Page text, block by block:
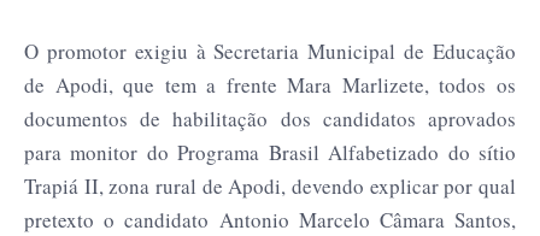
O promotor exigiu à Secretaria Municipal de Educação
de Apodi, que tem a frente Mara Marlizete, todos os
documentos de habilitação dos candidatos aprovados
para monitor do Programa Brasil Alfabetizado do sítio
Trapiá II, zona rural de Apodi, devendo explicar por qual
pretexto o candidato Antonio Marcelo Câmara Santos,